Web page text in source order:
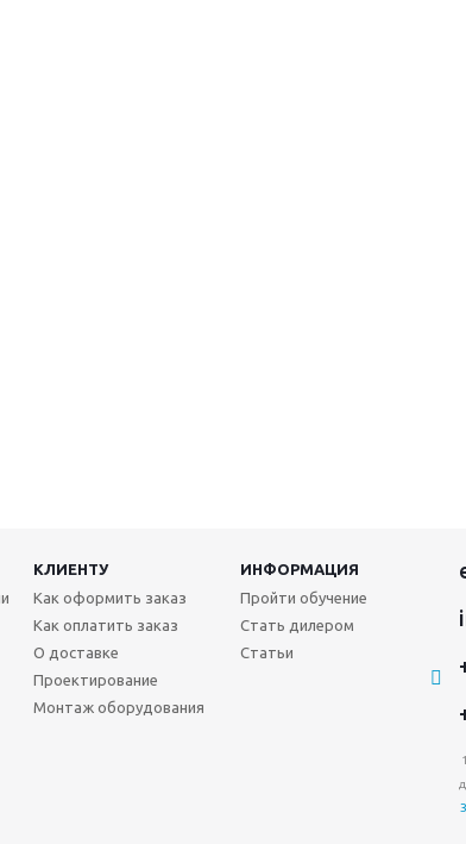
КЛИЕНТУ
ИНФОРМАЦИЯ
Как оформить заказ
Как оплатить заказ
О доставке
Проектирование
Монтаж оборудования
Пройти обучение
Стать дилером
Статьи